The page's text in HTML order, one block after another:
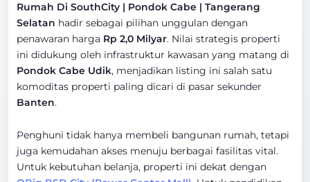
Rumah Di SouthCity | Pondok Cabe | Tangerang
Selatan hadir sebagai pilihan unggulan dengan
penawaran harga Rp 2,0 Milyar. Nilai strategis properti
ini didukung oleh infrastruktur kawasan yang matang di
Pondok Cabe Udik, menjadikan listing ini salah satu
komoditas properti paling dicari di pasar sekunder
Banten.
Penghuni tidak hanya membeli bangunan rumah, tetapi
juga kemudahan akses menuju berbagai fasilitas vital.
Untuk kebutuhan belanja, properti ini dekat dengan